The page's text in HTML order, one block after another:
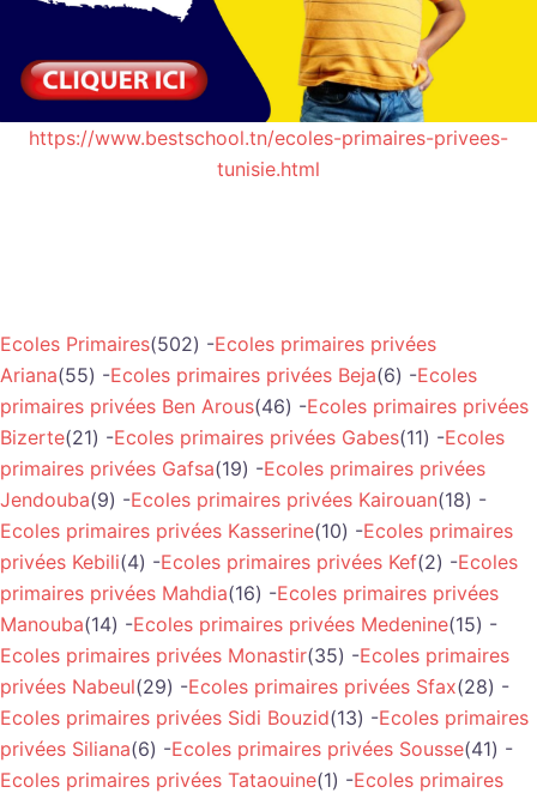
https://www.bestschool.tn/ecoles-primaires-privees-
tunisie.html
Ecoles Primaires(502) -Ecoles primaires privées
Ariana(55) -Ecoles primaires privées Beja(6) -Ecoles
primaires privées Ben Arous(46) -Ecoles primaires privées
Bizerte(21) -Ecoles primaires privées Gabes(11) -Ecoles
primaires privées Gafsa(19) -Ecoles primaires privées
Jendouba(9) -Ecoles primaires privées Kairouan(18) -
Ecoles primaires privées Kasserine(10) -Ecoles primaires
privées Kebili(4) -Ecoles primaires privées Kef(2) -Ecoles
primaires privées Mahdia(16) -Ecoles primaires privées
Manouba(14) -Ecoles primaires privées Medenine(15) -
Ecoles primaires privées Monastir(35) -Ecoles primaires
privées Nabeul(29) -Ecoles primaires privées Sfax(28) -
Ecoles primaires privées Sidi Bouzid(13) -Ecoles primaires
privées Siliana(6) -Ecoles primaires privées Sousse(41) -
Ecoles primaires privées Tataouine(1) -Ecoles primaires